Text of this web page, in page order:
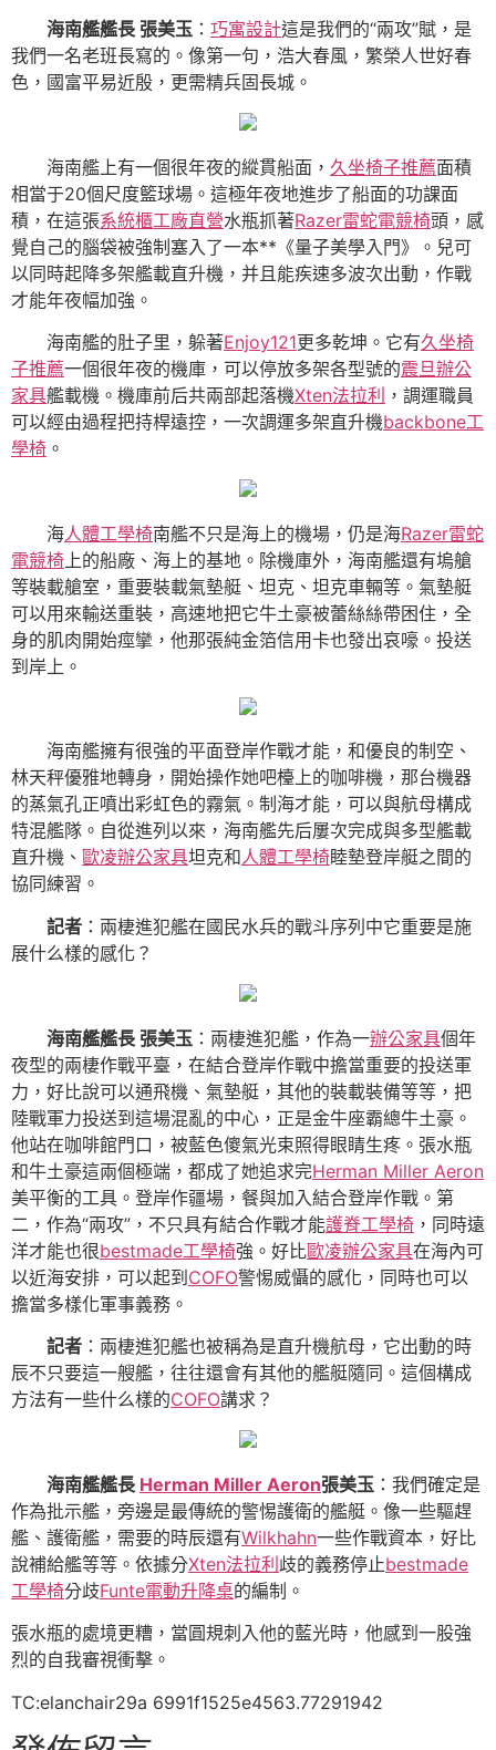
海南艦艦長 張美玉 ： 巧寓設計這是我們的“兩攻”賦，是
我們一名老班長寫的。像第一句，浩大春風，繁榮人世好春
色，國富平易近殷，更需精兵固長城。
海南艦上有一個很年夜的縱貫船面， 久坐椅子推薦面積
相當于20個尺度籃球場。這極年夜地進步了船面的功課面
積，在這張系統櫃工廠直營水瓶抓著Razer雷蛇電競椅頭，感
覺自己的腦袋被強制塞入了一本**《量子美學入門》。兒可
以同時起降多架艦載直升機，并且能疾速多波次出動，作戰
才能年夜幅加強。
海南艦的肚子里，躲著Enjoy121更多乾坤。它有久坐椅
子推薦一個很年夜的機庫，可以停放多架各型號的震旦辦公
家具艦載機。機庫前后共兩部起落機Xten法拉利 ，調運職員
可以經由過程把持桿遠控，一次調運多架直升機backbone工
學椅 。
海人體工學椅南艦不只是海上的機場，仍是海Razer雷蛇
電競椅 上的船廠、海上的基地。除機庫外，海南艦還有塢艙
等裝載艙室，重要裝載氣墊艇、坦克、坦克車輛等。氣墊艇
可以用來輸送重裝，高速地把它牛土豪被蕾絲絲帶困住，全
身的肌肉開始痙攣，他那張純金箔信用卡也發出哀嚎。投送
到岸上。
海南艦擁有很強的平面登岸作戰才能，和優良的制空、
林天秤優雅地轉身，開始操作她吧檯上的咖啡機，那台機器
的蒸氣孔正噴出彩虹色的霧氣。制海才能，可以與航母構成
特混艦隊。自從進列以來，海南艦先后屢次完成與多型艦載
直升機、 歐凌辦公家具坦克和人體工學椅睦墊登岸艇之間的
協同練習。
記者 ：兩棲進犯艦在國民水兵的戰斗序列中它重要是施
展什么樣的感化？
海南艦艦長 張美玉 ：兩棲進犯艦，作為一辦公家具個年
夜型的兩棲作戰平臺，在結合登岸作戰中擔當重要的投送軍
力，好比說可以通飛機、氣墊艇，其他的裝載裝備等等，把
陸戰軍力投送到這場混亂的中心，正是金牛座霸總牛土豪。
他站在咖啡館門口，被藍色傻氣光束照得眼睛生疼。張水瓶
和牛土豪這兩個極端，都成了她追求完Herman Miller Aeron
美平衡的工具。登岸作疆場，餐與加入結合登岸作戰。第
二，作為“兩攻”，不只具有結合作戰才能護脊工學椅 ，同時遠
洋才能也很bestmade工學椅強。好比歐凌辦公家具在海內可
以近海安排，可以起到COFO警惕威懾的感化，同時也可以
擔當多樣化軍事義務。
記者 ：兩棲進犯艦也被稱為是直升機航母，它出動的時
辰不只要這一艘艦，往往還會有其他的艦艇隨同。這個構成
方法有一些什么樣的COFO講求？
海南艦艦長 Herman Miller Aeron張美玉 ：我們確定是
作為批示艦，旁邊是最傳統的警惕護衛的艦艇。像一些驅趕
艦、護衛艦，需要的時辰還有Wilkhahn一些作戰資本，好比
說補給艦等等。依據分Xten法拉利歧的義務停止bestmade
工學椅分歧Funte電動升降桌的編制。
張水瓶的處境更糟，當圓規刺入他的藍光時，他感到一股強
烈的自我審視衝擊。
TC:elanchair29a 6991f1525e4563.77291942